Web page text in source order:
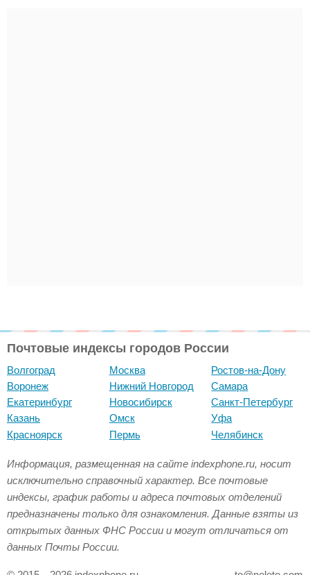
Почтовые индексы городов России
Волгоград
Воронеж
Екатеринбург
Казань
Красноярск
Москва
Нижний Новгород
Новосибирск
Омск
Пермь
Ростов-на-Дону
Самара
Санкт-Петербург
Уфа
Челябинск
Информация, размещенная на сайте indexphone.ru, носит
исключительно справочный характер. Все почтовые
индексы, график работы и адреса почтовых отделений
предназначены только для ознакомления. Данные взяты из
открытых данных ФНС России и могут отличаться от
данных Почты России.